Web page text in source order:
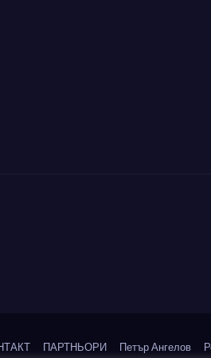
ПАРТНЬОРИ Петър Ангелов